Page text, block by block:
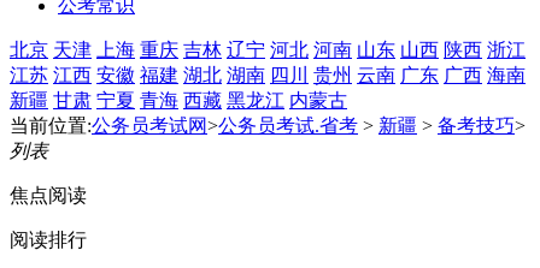
公考常识
北京 天津 上海 重庆 吉林 辽宁 河北 河南 山东 山西 陕西 浙江
江苏 江西 安徽 福建 湖北 湖南 四川 贵州 云南 广东 广西 海南
新疆 甘肃 宁夏 青海 西藏 黑龙江 内蒙古
当前位置:公务员考试网>公务员考试.省考 > 新疆 > 备考技巧>
列表
焦点阅读
阅读排行